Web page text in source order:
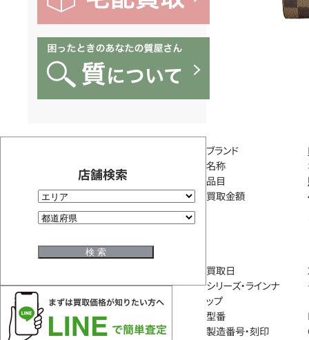
店舗検索
ブランド
名称
品目
買取金額
買取日
シリーズ・ラインナ
ップ
型番
製造番号・刻印